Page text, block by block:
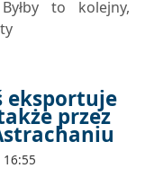
to kolejny,
eksportuje
przez
16:55